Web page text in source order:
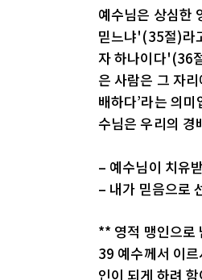
예수님은 상심한
믿느냐'(35절)라
자 하나이다'(36
은 사람은 그 자
배하다’라는 의
수님은 우리의 경
– 예수님이 치유
– 내가 믿음으로
** 영적 맹인으로
39 예수께서 이
인이 되게 하려